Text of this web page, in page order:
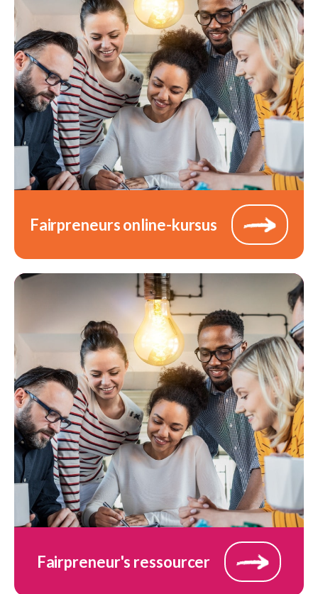
Fairpreneurs online-kursus
Fairpreneur's ressourcer